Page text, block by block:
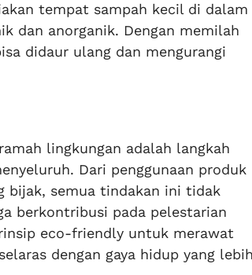
tempat sampah kecil di dalam
dan anorganik. Dengan memilah
didaur ulang dan mengurangi
lingkungan adalah langkah
Dari penggunaan produk
bijak, semua tindakan ini tidak
berkontribusi pada pelestarian
eco-friendly untuk merawat
dengan gaya hidup yang lebih